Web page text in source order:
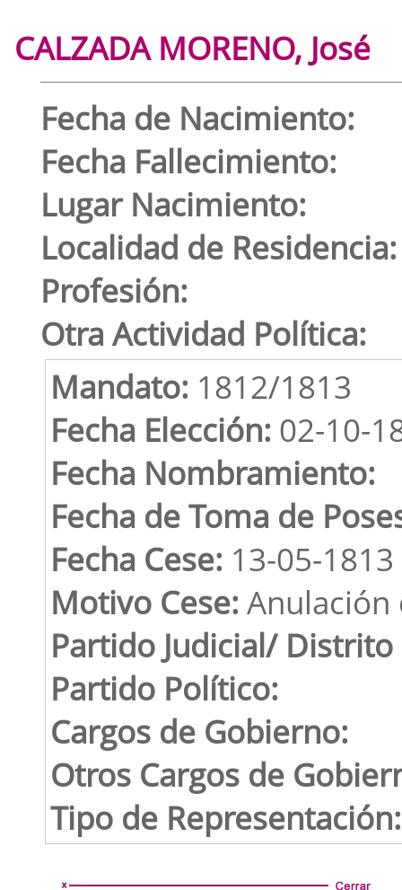
CALZADA MORENO, José
Fecha de Nacimiento:
Fecha Fallecimiento:
Lugar Nacimiento:
Localidad de Residencia:
Profesión:
Otra Actividad Política:
Mandato: 1812/1813
Fecha Elección: 02-10-
Fecha Nombramiento:
Fecha de Toma de
Fecha Cese: 13-05-1813
Motivo Cese: Anulación
Partido Judicial/ Distrito
Partido Político:
Cargos de Gobierno:
Otros Cargos de
Tipo de Representación: